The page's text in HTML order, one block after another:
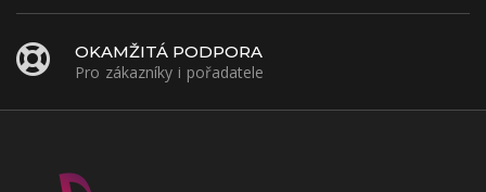
OKAMŽITÁ PODPORA
Pro zákazníky i pořadatele